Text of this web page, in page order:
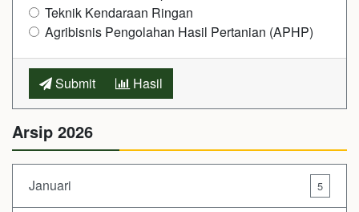
Teknik Kendaraan Ringan
Agribisnis Pengolahan Hasil Pertanian (APHP)
Submit Hasil
Arsip 2026
Januari 5